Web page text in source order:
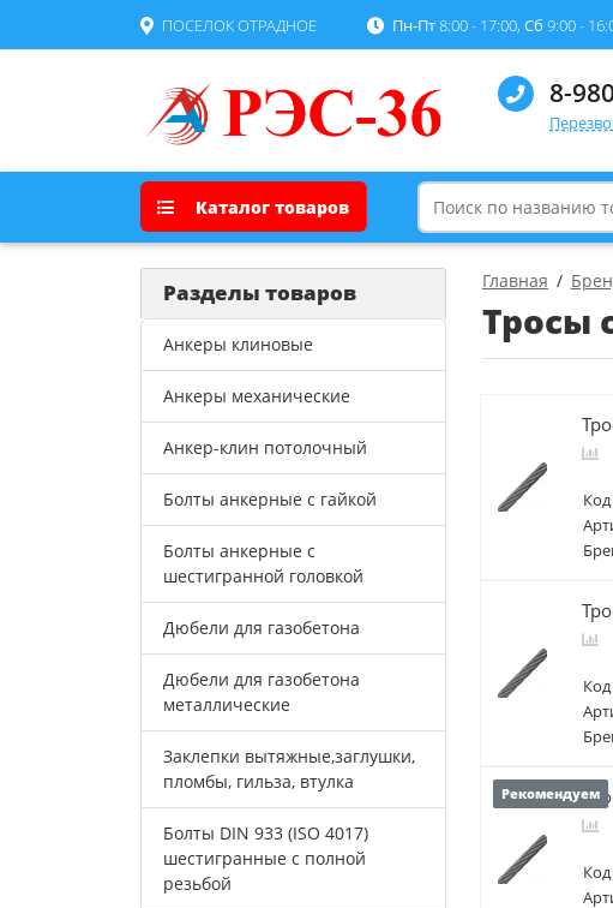
ПОСЕЛОК ОТРАДНОЕ Пн-Пт8:00 - 17:00, Сб 9:00 -
8-
Каталог товаров
Главная
Тросы
Код
Код
Рекомендуем
Код
Разделы товаров
Анкеры клиновые
Анкеры механические
Анкер-клин потолочный
Болты анкерные с гайкой
Болты анкерные с
шестигранной головкой
Дюбели для газобетона
Дюбели для газобетона
металлические
Заклепки вытяжные,заглушки,
пломбы, гильза, втулка
Болты DIN 933 (ISO 4017)
шестигранные с полной
резьбой